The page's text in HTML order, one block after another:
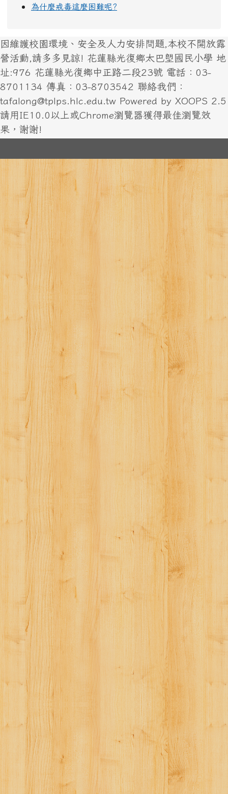
為什麼戒毒這麼困難呢?
因維護校園環境、安全及人力安排問題,本校不開放露
營活動,請多多見諒! 花蓮縣光復鄉太巴塱國民小學 地
址:976 花蓮縣光復鄉中正路二段23號 電話：03-
8701134 傳真：03-8703542 聯絡我們：
tafalong@tplps.hlc.edu.tw Powered by XOOPS 2.5
請用IE10.0以上或Chrome瀏覽器獲得最佳瀏覽效
果，謝謝!